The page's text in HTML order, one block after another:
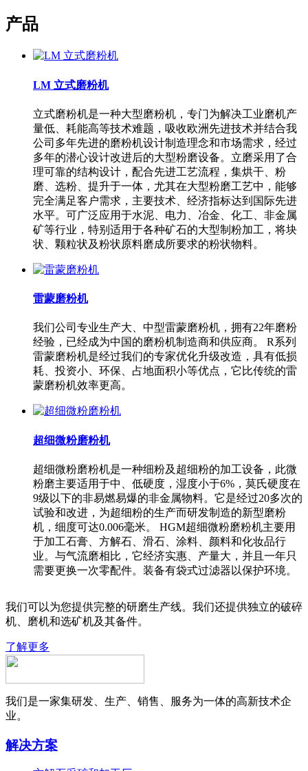
产品
LM 立式磨粉机
立式磨粉机是一种大型磨粉机，专门为解决工业磨机产
量低、耗能高等技术难题，吸收欧洲先进技术并结合我
公司多年先进的磨粉机设计制造理念和市场需求，经过
多年的潜心设计改进后的大型粉磨设备。立磨采用了合
理可靠的结构设计，配合先进工艺流程，集烘干、粉
磨、选粉、提升于一体，尤其在大型粉磨工艺中，能够
完全满足客户需求，主要技术、经济指标达到国际先进
水平。可广泛应用于水泥、电力、冶金、化工、非金属
矿等行业，特别适用于各种矿石的大型制粉加工，将块
状、颗粒状及粉状原料磨成所要求的粉状物料。
雷蒙磨粉机
我们公司专业生产大、中型雷蒙磨粉机，拥有22年磨粉
经验，已经成为中国的磨粉机制造商和供应商。 R系列
雷蒙磨粉机是经过我们的专家优化升级改造，具有低损
耗、投资小、环保、占地面积小等优点，它比传统的雷
蒙磨粉机效率更高。
超细微粉磨粉机
超细微粉磨粉机是一种细粉及超细粉的加工设备，此微
粉磨主要适用于中、低硬度，湿度小于6%，莫氏硬度在
9级以下的非易燃易爆的非金属物料。它是经过20多次的
试验和改进，为超细粉的生产而研发制造的新型磨粉
机，细度可达0.006毫米。 HGM超细微粉磨粉机主要用
于加工石膏、方解石、滑石、涂料、颜料和化妆品行
业。与气流磨相比，它经济实惠、产量大，并且一年只
需要更换一次零配件。装备有袋式过滤器以保护环境。
我们可以为您提供完整的研磨生产线。我们还提供独立的破碎
机、磨机和选矿机及其备件。
了解更多
我们是一家集研发、生产、销售、服务为一体的高新技术企
业。
解决方案